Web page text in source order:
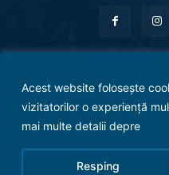
Acest website folosește
vizitatorilor o experiență
mai multe detalii depre
Resping
Evenimente Politică